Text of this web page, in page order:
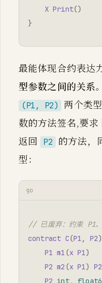
X Print()
}
最能体现合约表达
型参数之间的关系
(P1, P2)
两个类
数的方法签名,要求
返回 P2 的方法，
型：
go
// 已废弃：约束 P1、
contract C(P1 , P2)
P1 m1 (x P1)
P2 m2 (x P1)
P2
P2 int,